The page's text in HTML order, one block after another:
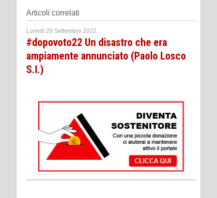
Articoli correlati
Lunedì 26 Settembre 2022
#dopovoto22 Un disastro che era
ampiamente annunciato (Paolo Losco
S.I.)